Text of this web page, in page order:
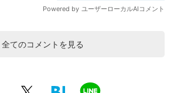
全てのコメントを見る